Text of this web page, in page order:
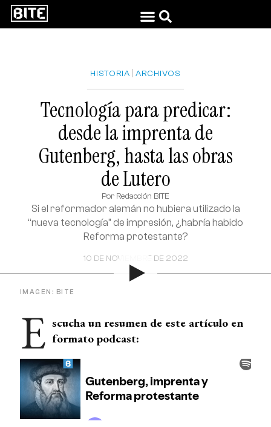
HISTORIA ARCHIVOS
Tecnología para predicar:
desde la imprenta de
Gutenberg, hasta las obras
de Lutero
Por Redacción BITE
10 DE NOVIEMBRE DE 2022
Si el reformador alemán no hubiera utilizado la
“nueva tecnología” de impresión, ¿habría habido
Reforma protestante?
IMAGEN: BITE
E scucha un resumen de este artículo en
formato podcast: